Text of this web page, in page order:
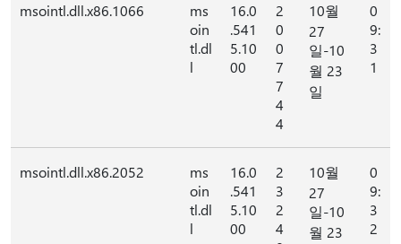
msointl.dll.x86.1066
ms
oin
tl.dl
l
16.0
.541
5.10
00
2
0
0
7
7
4
4
10월
27
일-10
월 23
일
0
9:
3
1
msointl.dll.x86.2052
ms
oin
tl.dl
l
16.0
.541
5.10
00
2
3
2
4
10월
27
일-10
월 23
0
9:
3
2